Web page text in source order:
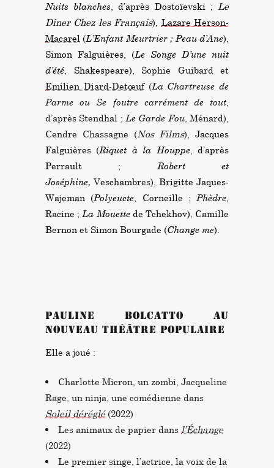
Nuits blanches , d’après Dostoïevski ;
Le
Dîner Chez les Français), Lazare Herson-
Macarel (L’Enfant Meurtrier ; Peau d’Ane),
Simon Falguières, (Le Songe D’une nuit
d’été , Shakespeare), Sophie Guibard et
Emilien Diard-Detœuf(La Chartreuse de
Parme ou Se foutre carrément de tout
d’après Stendhal ; Le Garde Fou, Ménard),
Cendre Chassagne (Nos Films),
Jacques
Falguières (Riquet à la Houppe, d’après
Perrault ; Robert et
Joséphine, Veschambres), Brigitte Jaques-
Wajeman (Polyeucte , Corneille ; Phèdre
Racine ; La Mouettede Tchekhov), Camille
Bernon et Simon Bourgade (Change me).
PAULINE BOLCATTO AU
NOUVEAU THÉÂTRE POPULAIRE
Elle a joué :
Charlotte Micron, un zombi, Jacqueline
Rage, un ninja, une comédienne dans
Soleil déréglé(2022)
Les animaux de papier dans l’Échange
(2022)
Le premier singe, l’actrice, la voix de la